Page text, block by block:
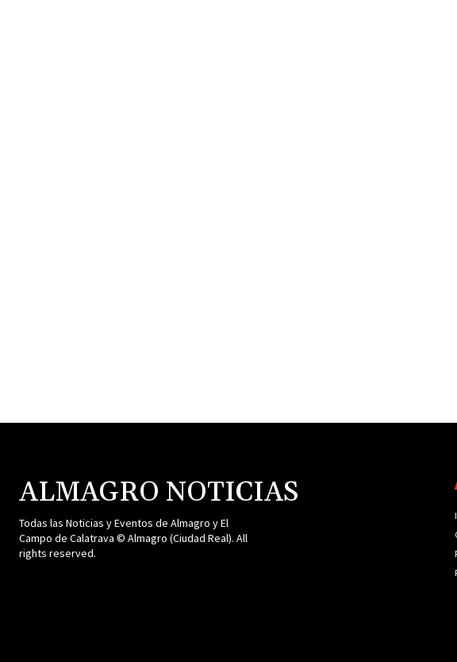
ALMAGRO NOTICIAS
Todas las Noticias y Eventos de Almagro y El
Campo de Calatrava © Almagro (Ciudad Real). All
rights reserved.